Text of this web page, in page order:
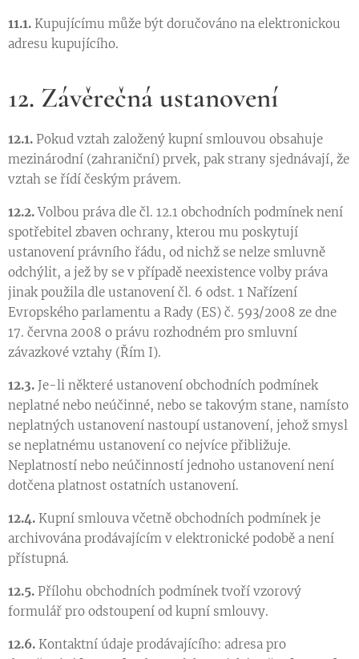
11.1. Kupujícímu může být doručováno na elektronickou
adresu kupujícího.
12. Závěrečná ustanovení
12.1. Pokud vztah založený kupní smlouvou obsahuje
mezinárodní (zahraniční) prvek, pak strany sjednávají, že
vztah se řídí českým právem.
12.2.Volbou práva dle čl. 12.1 obchodních podmínek není
spotřebitel zbaven ochrany, kterou mu poskytují
ustanovení právního řádu, od nichž se nelze smluvně
odchýlit, a jež by se v případě neexistence volby práva
jinak použila dle ustanovení čl. 6 odst. 1 Nařízení
Evropského parlamentu a Rady (ES) č. 593/2008 ze dne
17. června 2008 o právu rozhodném pro smluvní
závazkové vztahy (Řím I).
12.3. Je-li některé ustanovení obchodních podmínek
neplatné nebo neúčinné, nebo se takovým stane, namísto
neplatných ustanovení nastoupí ustanovení, jehož smysl
se neplatnému ustanovení co nejvíce přibližuje.
Neplatností nebo neúčinností jednoho ustanovení není
dotčena platnost ostatních ustanovení.
12.4. Kupní smlouva včetně obchodních podmínek je
archivována prodávajícím v elektronické podobě a není
přístupná.
12.5. Přílohu obchodních podmínek tvoří vzorový
formulář pro odstoupení od kupní smlouvy.
12.6. Kontaktní údaje prodávajícího: adresa pro